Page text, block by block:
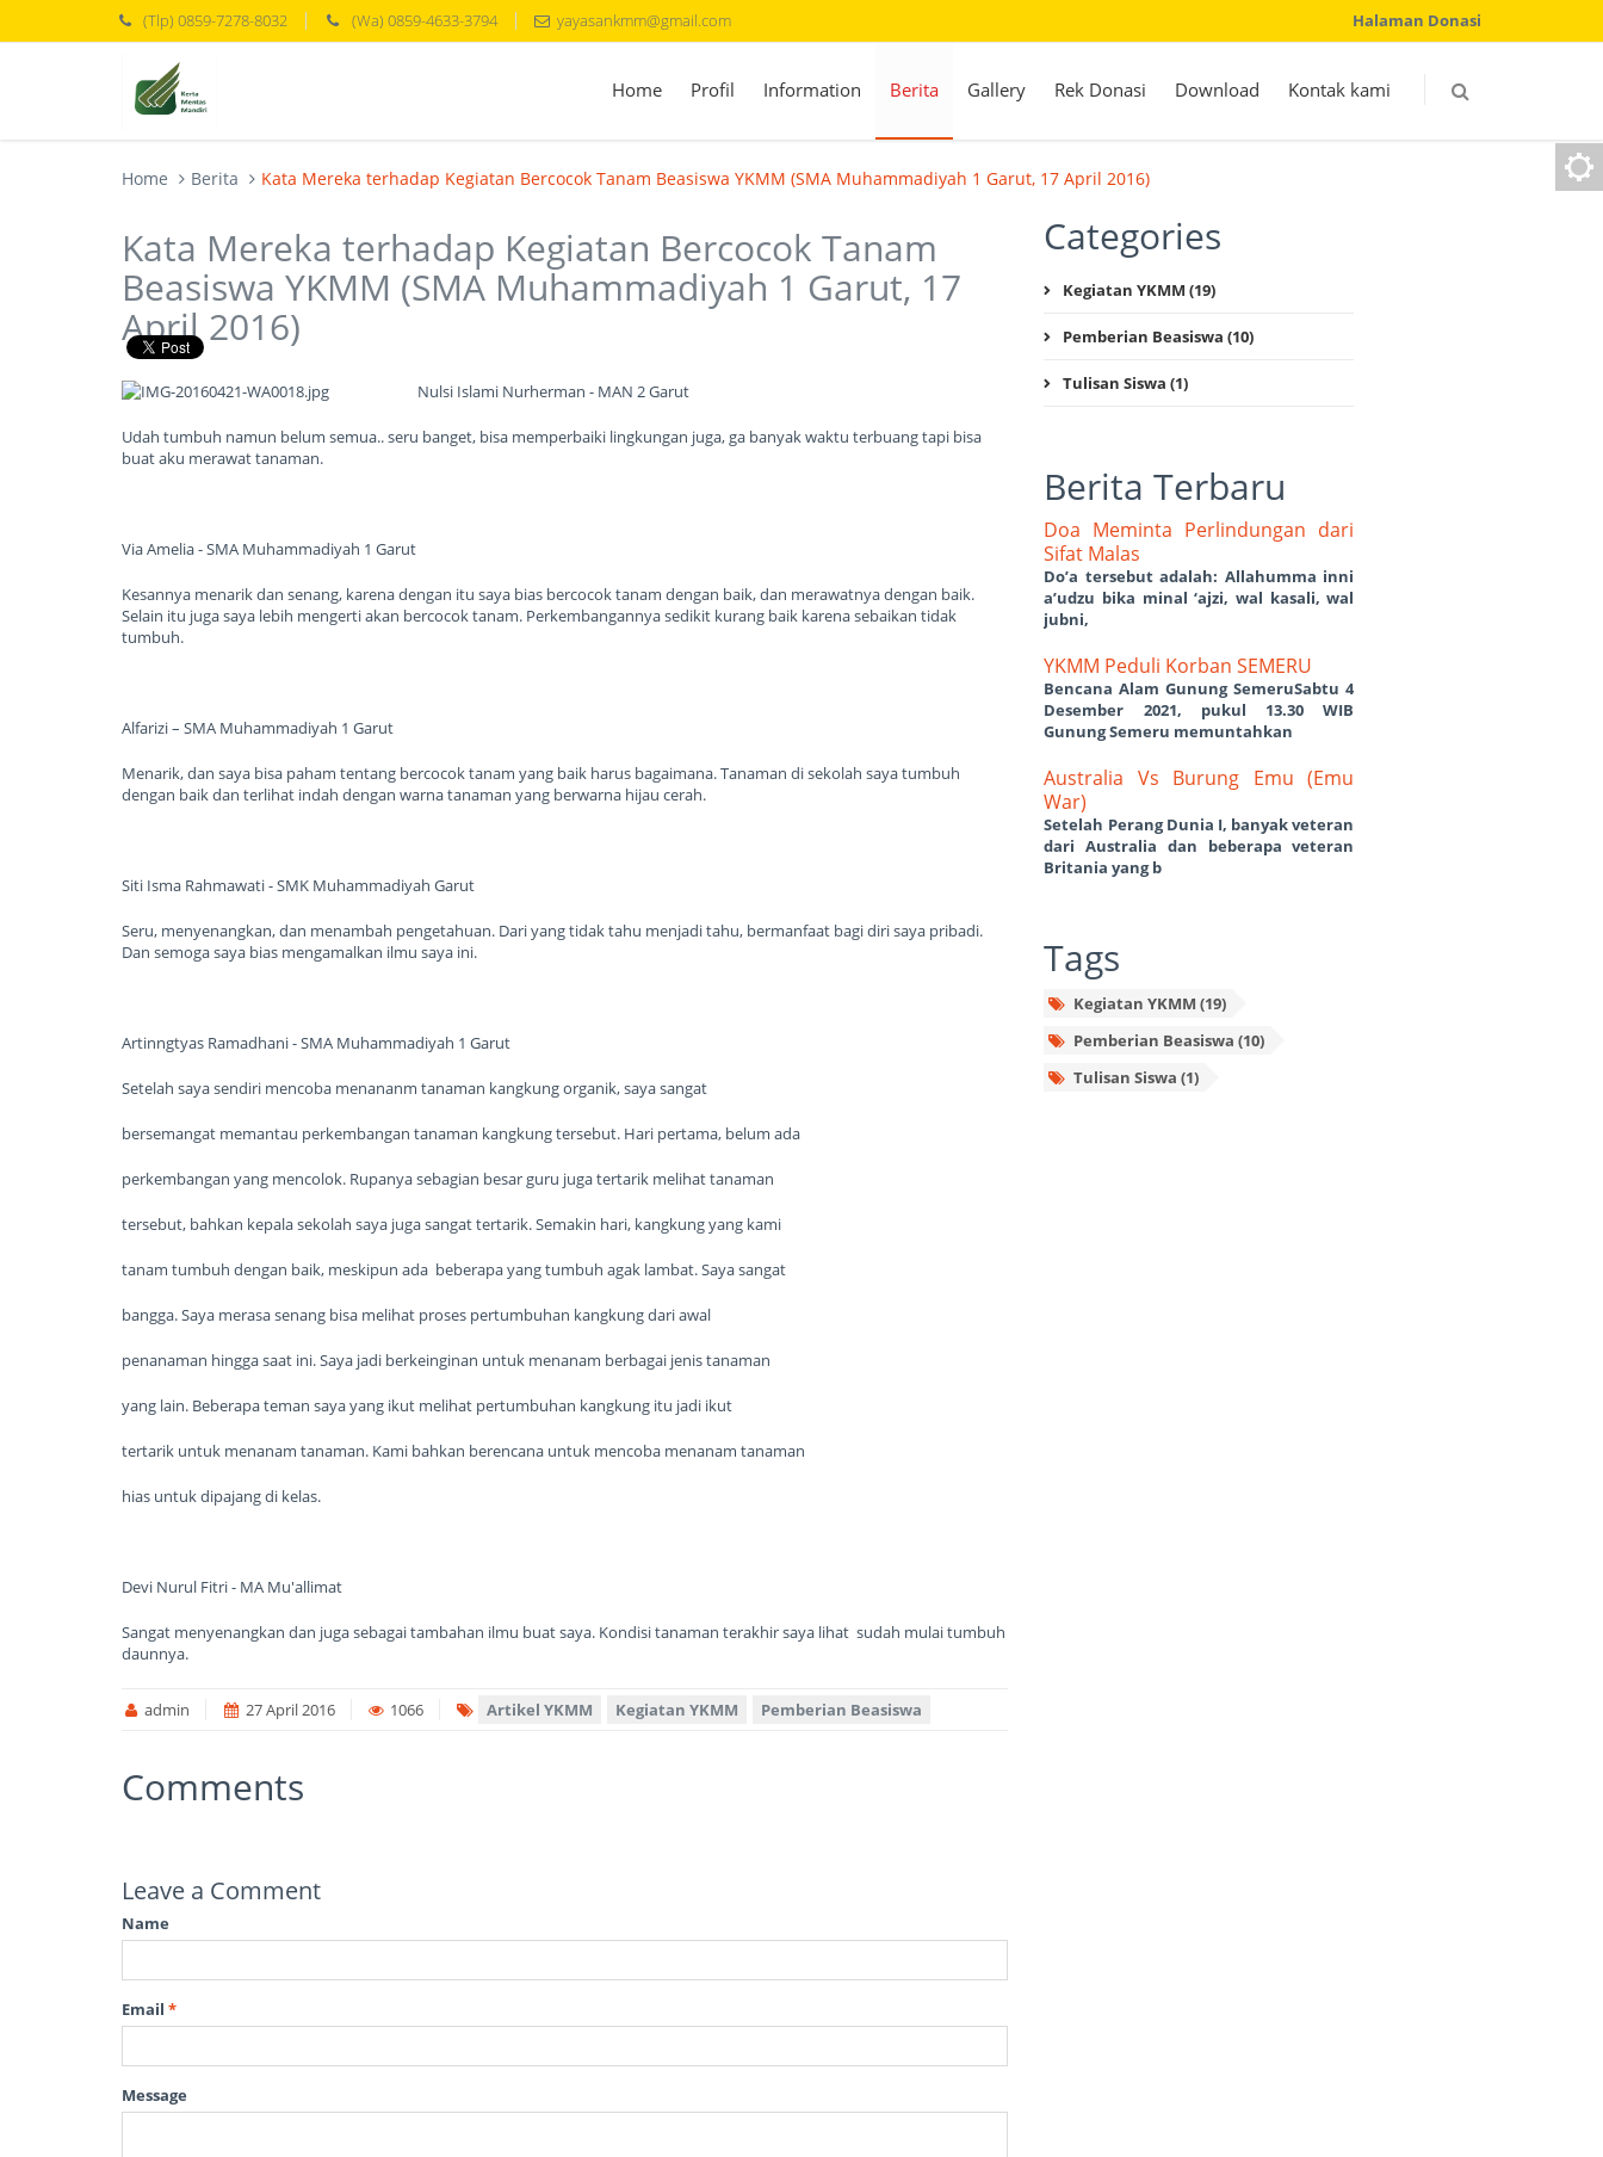
(Tlp) 0859-7278-8032 (Wa) 0859-4633-3794 yayasankmm@gmail.com Halaman Donasi
Home Profil Information Berita Gallery Rek Donasi Download Kontak kami
Home Berita Kata Mereka terhadap Kegiatan Bercocok Tanam Beasiswa YKMM (SMA Muhammadiyah 1 Garut, 17 April 2016)
Kata Mereka terhadap Kegiatan Bercocok Tanam
Beasiswa YKMM (SMA Muhammadiyah 1 Garut, 17
April 2016)
Nulsi Islami Nurherman - MAN 2 Garut
Udah tumbuh namun belum semua.. seru banget, bisa memperbaiki lingkungan juga, ga banyak waktu terbuang tapi bisa
buat aku merawat tanaman.
Via Amelia - SMA Muhammadiyah 1 Garut
Kesannya menarik dan senang, karena dengan itu saya bias bercocok tanam dengan baik, dan merawatnya dengan baik.
Selain itu juga saya lebih mengerti akan bercocok tanam. Perkembangannya sedikit kurang baik karena sebaikan tidak
tumbuh.
Alfarizi – SMA Muhammadiyah 1 Garut
Menarik, dan saya bisa paham tentang bercocok tanam yang baik harus bagaimana. Tanaman di sekolah saya tumbuh
dengan baik dan terlihat indah dengan warna tanaman yang berwarna hijau cerah.
Siti Isma Rahmawati - SMK Muhammadiyah Garut
Seru, menyenangkan, dan menambah pengetahuan. Dari yang tidak tahu menjadi tahu, bermanfaat bagi diri saya pribadi.
Dan semoga saya bias mengamalkan ilmu saya ini.
Artinngtyas Ramadhani - SMA Muhammadiyah 1 Garut
Setelah saya sendiri mencoba menananm tanaman kangkung organik, saya sangat
bersemangat memantau perkembangan tanaman kangkung tersebut. Hari pertama, belum ada
perkembangan yang mencolok. Rupanya sebagian besar guru juga tertarik melihat tanaman
tersebut, bahkan kepala sekolah saya juga sangat tertarik. Semakin hari, kangkung yang kami
tanam tumbuh dengan baik, meskipun ada beberapa yang tumbuh agak lambat. Saya sangat
bangga. Saya merasa senang bisa melihat proses pertumbuhan kangkung dari awal
penanaman hingga saat ini. Saya jadi berkeinginan untuk menanam berbagai jenis tanaman
yang lain. Beberapa teman saya yang ikut melihat pertumbuhan kangkung itu jadi ikut
tertarik untuk menanam tanaman. Kami bahkan berencana untuk mencoba menanam tanaman
hias untuk dipajang di kelas.
Devi Nurul Fitri - MA Mu'allimat
Sangat menyenangkan dan juga sebagai tambahan ilmu buat saya. Kondisi tanaman terakhir saya lihat sudah mulai tumbuh
daunnya.
admin 27 April 2016 1066 Artikel YKMM Kegiatan YKMM Pemberian Beasiswa
Comments
Leave a Comment
Name
Email *
Message
Categories
Kegiatan YKMM (19)
Pemberian Beasiswa (10)
Tulisan Siswa (1)
Berita Terbaru
Doa Meminta Perlindungan dari
Sifat Malas
Do’a tersebut adalah: Allahumma inni
a’udzu bika minal ‘ajzi, wal kasali, wal
jubni,
YKMM Peduli Korban SEMERU
Bencana Alam Gunung SemeruSabtu 4
Desember 2021, pukul 13.30 WIB
Gunung Semeru memuntahkan
Australia Vs Burung Emu (Emu
War)
Setelah Perang Dunia I, banyak veteran
dari Australia dan beberapa veteran
Britania yang b
Tags
Kegiatan YKMM (19)
Pemberian Beasiswa (10)
Tulisan Siswa (1)